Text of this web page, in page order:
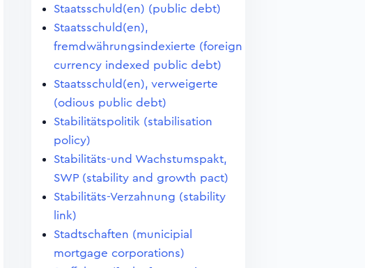
Staatsschuld(en) (public debt)
Staatsschuld(en),
fremdwährungsindexierte (foreign
currency indexed public debt)
Staatsschuld(en), verweigerte
(odious public debt)
Stabilitätspolitik (stabilisation
policy)
Stabilitäts-und Wachstumspakt,
SWP (stability and growth pact)
Stabilitäts-Verzahnung (stability
link)
Stadtschaften (municipial
mortgage corporations)